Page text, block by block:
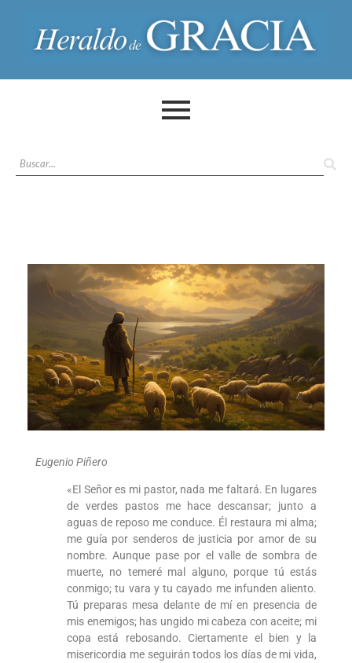
Eugenio Piñero
«El Señor es mi pastor, nada me faltará. En lugares
de verdes pastos me hace descansar; junto a
aguas de reposo me conduce. Él restaura mi alma;
me guía por senderos de justicia por amor de su
nombre. Aunque pase por el valle de sombra de
muerte, no temeré mal alguno, porque tú estás
conmigo; tu vara y tu cayado me infunden aliento.
Tú preparas mesa delante de mí en presencia de
mis enemigos; has ungido mi cabeza con aceite; mi
copa está rebosando. Ciertamente el bien y la
misericordia me seguirán todos los días de mi vida,